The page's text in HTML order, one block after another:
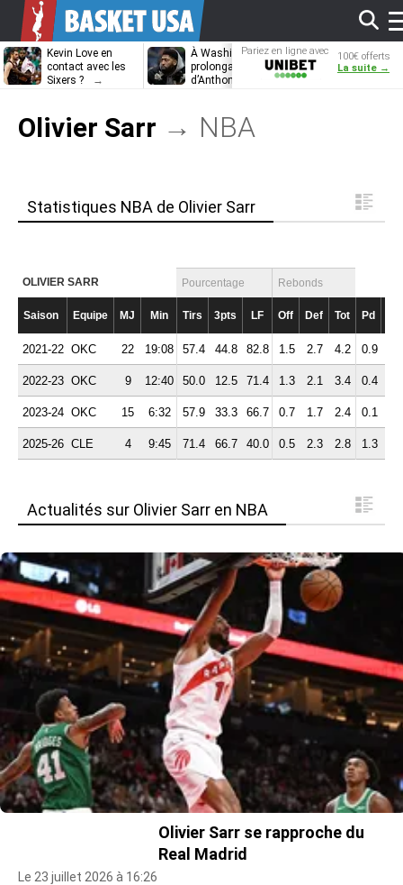
Kevin Love en
contact avec les
Sixers ?
À Washington, la
prolongation
d’Anthony Davis
Domantas
Sabonis prêt
Pariez en ligne avec
Unibet
100€ offerts
La suite →
Olivier Sarr → NBA
Statistiques NBA de Olivier Sarr
OLIVIER SARR Pourcentage Rebonds
Saison Equipe MJ Min Tirs 3pts LF Off Def Tot Pd
2021-22 OKC 22 19:08 57.4 44.8 82.8 1.5 2.7 4.2 0.9
2022-23 OKC 9 12:40 50.0 12.5 71.4 1.3 2.1 3.4 0.4
2023-24 OKC 15 6:32 57.9 33.3 66.7 0.7 1.7 2.4 0.1
2025-26 CLE 4 9:45 71.4 66.7 40.0 0.5 2.3 2.8 1.3
Actualités sur Olivier Sarr en NBA
Olivier Sarr se rapproche du
Real Madrid
Le 23 juillet 2026 à 16:26